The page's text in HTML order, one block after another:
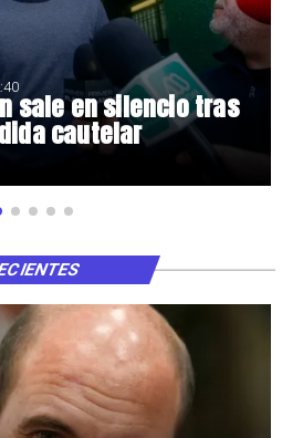
sale en silencio tras
cautelar